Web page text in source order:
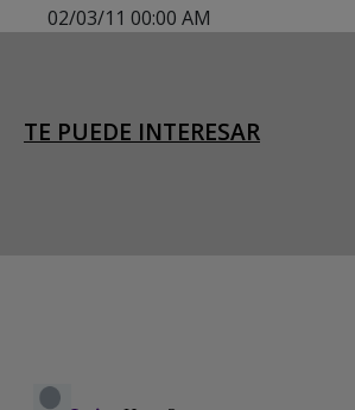
02/03/11 00:00 AM
TE PUEDE INTERESAR